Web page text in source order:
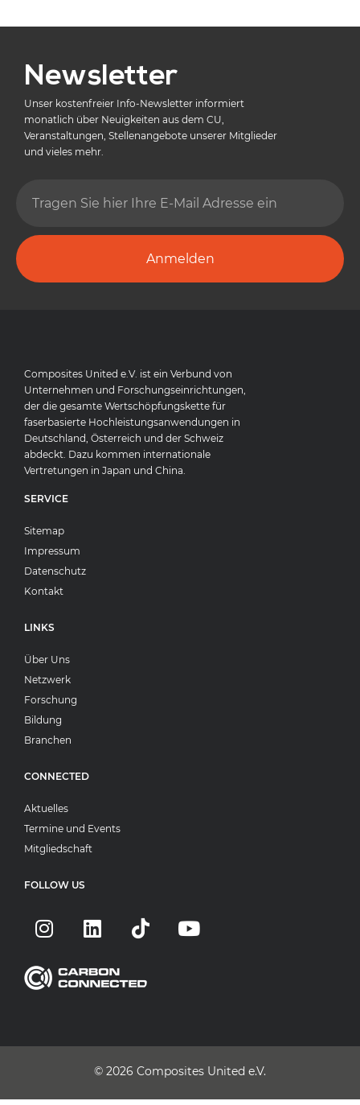
Newsletter
Unser kostenfreier Info-Newsletter informiert
monatlich über Neuigkeiten aus dem CU,
Veranstaltungen, Stellenangebote unserer Mitglieder
und vieles mehr.
Anmelden
Composites United e.V. ist ein Verbund von
Unternehmen und Forschungseinrichtungen,
der die gesamte Wertschöpfungskette für
faserbasierte Hochleistungsanwendungen in
Deutschland, Österreich und der Schweiz
abdeckt. Dazu kommen internationale
Vertretungen in Japan und China.
SERVICE
Sitemap
Impressum
Datenschutz
Kontakt
LINKS
Über Uns
Netzwerk
Forschung
Bildung
Branchen
CONNECTED
Aktuelles
Termine und Events
Mitgliedschaft
FOLLOW US
© 2026 Composites United e.V.